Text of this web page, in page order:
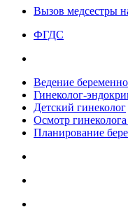
Вызов медсестры
ФГДС
Ведение
Гинеколог-
Детский гинеколог
Осмотр
Планирование